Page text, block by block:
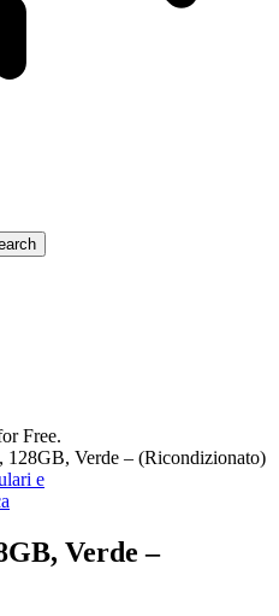
Free.
128GB, Verde – (Ricondizionato)
e
Verde –